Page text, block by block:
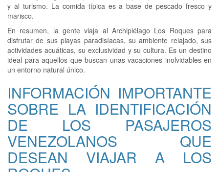
y al turismo. La comida típica es a base de pescado fresco y
marisco.
En resumen, la gente viaja al Archipiélago Los Roques para
disfrutar de sus playas paradisíacas, su ambiente relajado, sus
actividades acuáticas, su exclusividad y su cultura. Es un destino
ideal para aquellos que buscan unas vacaciones inolvidables en
un entorno natural único.
INFORMACIÓN IMPORTANTE
SOBRE LA IDENTIFICACIÓN
DE LOS PASAJEROS
VENEZOLANOS QUE
DESEAN VIAJAR A LOS